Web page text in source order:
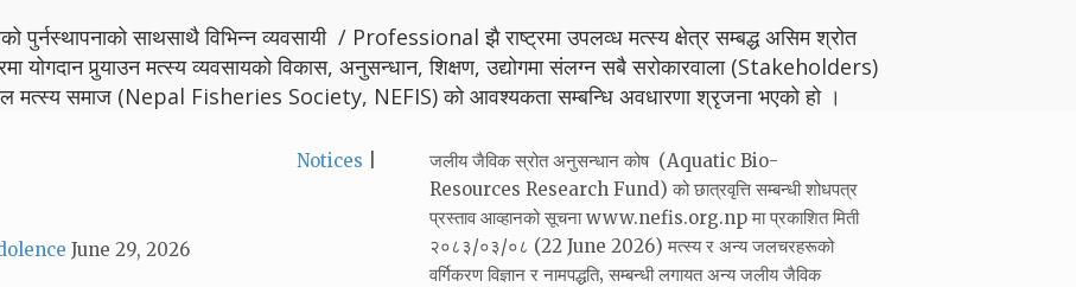
पुर्नस्थापनाको साथसाथै विभिन्न व्यवसायी / Professional झै राष्ट्रमा उपलव्ध मत्स्य क्षेत्र सम्बद्ध असिम श्रोत
योगदान पुर्‍याउन मत्स्य व्यवसायको विकास, अनुसन्धान, शिक्षण, उद्योगमा संलग्न सबै सरोकारवाला (Stakeholders)
मत्स्य समाज (Nepal Fisheries Society, NEFIS) को आवश्यकता सम्बन्धि अवधारणा श्रृजना भएको हो ।
June 29, 2026
Categories:
Notices
जलीय जैविक स्रोत अनुसन्धान कोष (Aquatic Bio-
Resources Research Fund) को छात्रवृत्ति सम्बन्धी शोधपत्र
प्रस्ताव आव्हानको सूचना www.nefis.org.np मा प्रकाशित मिती
२०८३/०३/०८ (22 June 2026) मत्स्य र अन्य जलचरहरूको
वर्गिकरण विज्ञान र नामपद्धति‚ सम्बन्धी लगायत अन्य जलीय जैविक